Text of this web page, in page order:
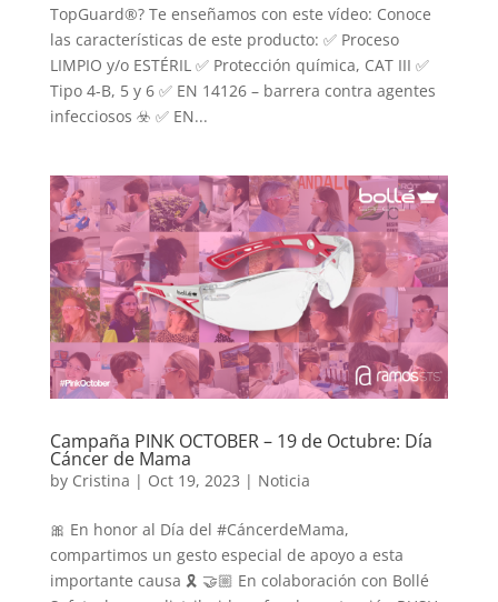
TopGuard®? Te enseñamos con este vídeo: Conoce
las características de este producto: ✅ Proceso
LIMPIO y/o ESTÉRIL ✅ Protección química, CAT III ✅
Tipo 4-B, 5 y 6 ✅ EN 14126 – barrera contra agentes
infecciosos ☣️ ✅ EN...
Campaña PINK OCTOBER – 19 de Octubre: Día
Cáncer de Mama
by Cristina | Oct 19, 2023 | Noticia
🎀 En honor al Día del #CáncerdeMama,
compartimos un gesto especial de apoyo a esta
importante causa 🎗️ 🤝🏼 En colaboración con Bollé